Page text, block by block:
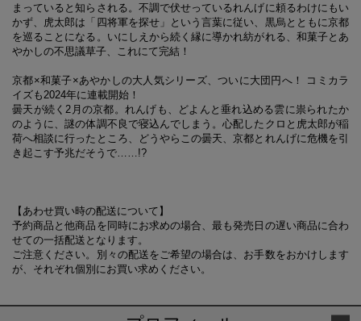
まっていると知らされる。不調で伏せっているれんげに頼るわけにもい
かず、虎太郎は「四将軍を探せ」という言葉に従い、黒烏とともに京都
を巡ることになる。いにしえから続く縁に導かれ紡がれる、和菓子とあ
やかしの不思議草子、これにて完結！
京都×和菓子×あやかしの大人気シリーズ、ついに大団円へ！ コミカラ
イズも2024年に連載開始！
曇天が続く2月の京都。れんげも、どよんと垂れ込める雲に祟られたか
のように、謎の体調不良で寝込んでしまう。心配したクロと虎太郎が稲
荷へ相談に行ったところ、どうやらこの曇天、京都とれんげに危機を引
き起こす予兆だそうで……!?
【あわせ買い時の配送について】
予約商品と他商品を同時にお求めの場合、最も発売日の遅い商品に合わ
せての一括配送となります。
ご注意ください。別々の配送をご希望の場合は、お手数をおかけします
が、それぞれ個別にお買い求めください。